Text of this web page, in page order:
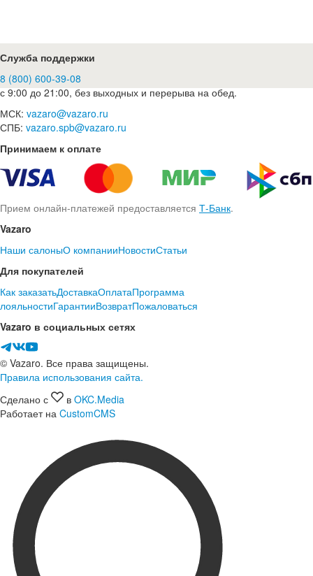
Служба поддержки
8 (800) 600-39-08
с 9:00 до 21:00, без выходных и перерыва на обед.
МСК: vazaro@vazaro.ru
СПБ: vazaro.spb@vazaro.ru
Принимаем к оплате
Прием онлайн-платежей предоставляется Т-Банк.
Vazaro
Наши салоныО компанииНовостиСтатьи
Для покупателей
Как заказатьДоставкаОплатаПрограмма
лояльностиГарантииВозвратПожаловаться
Vazaro в социальных сетях
© Vazaro. Все права защищены.
Правила использования сайта.
Сделано с
в OKC.Media
Работает на CustomCMS